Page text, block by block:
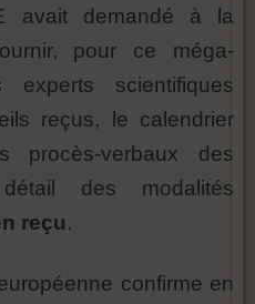
avait demandé à la
pour ce méga-
scientifiques
reçus, le calendrier
procès-verbaux des
des modalités
reçu.
confirme en